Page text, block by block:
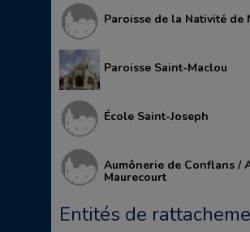
Paroisse de la Nativité de
Paroisse Saint-Maclou
École Saint-Joseph
Aumônerie de Conflans /
Maurecourt
Entités de